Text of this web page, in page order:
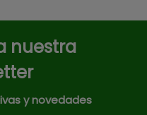
nuestra
y novedades